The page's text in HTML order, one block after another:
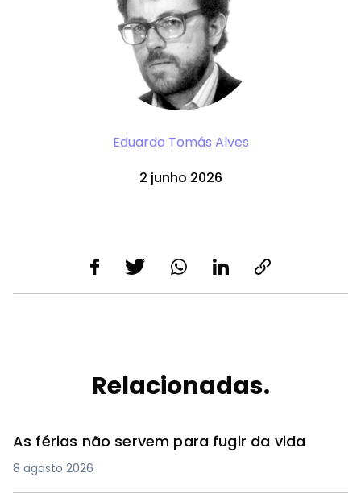
Eduardo Tomás Alves
2 junho 2026
Relacionadas.
As férias não servem para fugir da vida
8 agosto 2026